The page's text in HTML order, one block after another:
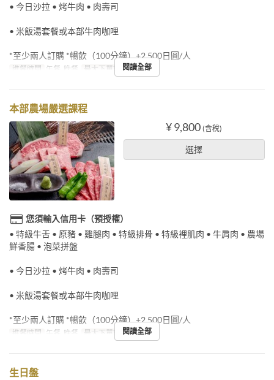
• 今日沙拉 • 烤牛肉 • 肉壽司
• 米飯湯套餐或本部牛肉咖哩
*至少兩人訂購 *暢飲（100分鐘）+2,500日圓/人
進餐時間 午餐, 晚餐 最大下單數 2 ~
閱讀全部
本部農場嚴選課程
¥ 9,800 (含稅)
選擇
您須輸入信用卡（預授權）
• 特級牛舌 • 原豬 • 雞腿肉 • 特級排骨 • 特級裡肌肉 • 牛肩肉 • 農場
鮮香腸 • 泡菜拼盤
• 今日沙拉 • 烤牛肉 • 肉壽司
• 米飯湯套餐或本部牛肉咖哩
*至少兩人訂購 *暢飲（100分鐘）+2,500日圓/人
進餐時間 午餐, 晚餐 最大下單數 2 ~
閱讀全部
生日盤